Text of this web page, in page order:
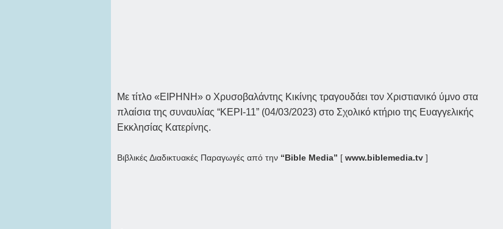
Με τίτλο «ΕΙΡΗΝΗ» ο Χρυσοβαλάντης Κικίνης τραγουδάει τον Χριστιανικό ύμνο στα
πλαίσια της συναυλίας “ΚΕΡΙ-11” (04/03/2023) στο Σχολικό κτήριο της Ευαγγελικής
Εκκλησίας Κατερίνης.
Βιβλικές Διαδικτυακές Παραγωγές από την “Bible Media” [ www.biblemedia.tv ]